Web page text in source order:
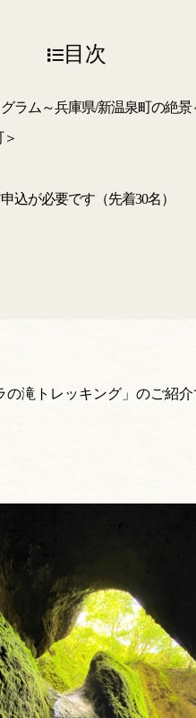
目次
ラム～兵庫県/新温泉町の絶景
が必要です（先着30名）
滝トレッキング」のご紹介